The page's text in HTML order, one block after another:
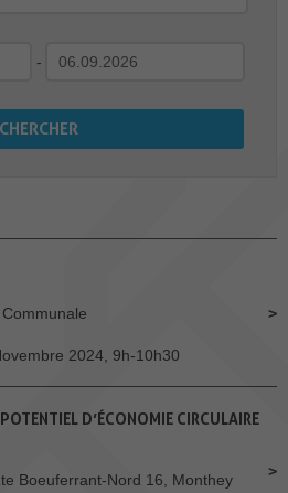
-
2024, 9h-10h30
D’ÉCONOMIE CIRCULAIRE
Boeuferrant-Nord 16, Monthey